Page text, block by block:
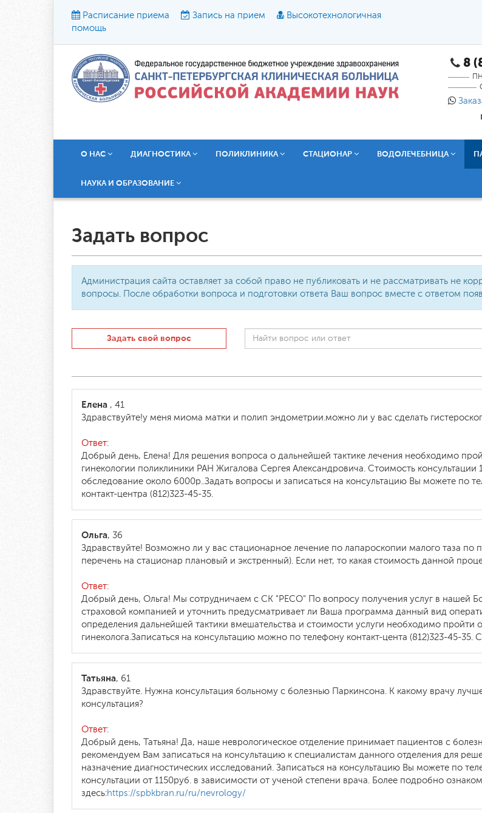
Расписание приема Запись на прием
Высокотехнологичная
помощь
Размер шрифта: A A A
Текст: Кириллица Брайль
8
О НАС ДИАГНОСТИКА ПОЛИКЛИНИКА СТАЦИОНАР ВОДОЛЕЧЕБНИЦА
НАУКА И ОБРАЗОВАНИЕ
Задать вопрос
Администрация сайта оставляет за собой право не публиковать и не рассматривать не
вопросы. После обработки вопроса и подготовки ответа Ваш вопрос вместе с ответом
Задать свой вопрос
Елена , 41
Здравствуйте!у меня миома матки и полип эндометрии.можно ли у вас сделать
Ответ:
Добрый день, Елена! Для решения вопроса о дальнейшей тактике лечения необходимо
гинекологии поликлиники РАН Жигалова Сергея Александровича. Стоимость
обследование около 6000р..Задать вопросы и записаться на консультацию Вы можете по
контакт-центра (812)323-45-35.
Ольга, 36
Здравствуйте! Возможно ли у вас стационарное лечение по лапароскопии малого таза
перечень на стационар плановый и экстренный). Если нет, то какая стоимость данной
Ответ:
Добрый день, Ольга! Мы сотрудничаем с СК "РЕСО" По вопросу получения услуг в нашей
страховой компанией и уточнить предусматривает ли Ваша программа данный вид
определения дальнейшей тактики вмешательства и стоимости услуги необходимо
гинеколога.Записаться на консультацию можно по телефону контакт-цента (812)323-45-35.
Татьяна, 61
Здравствуйте. Нужна консультация больному с болезнью Паркинсона. К какому врачу
консультация?
Ответ:
Добрый день, Татьяна! Да, наше неврологическое отделение принимает пациентов с
рекомендуем Вам записаться на консультацию к специалистам данного отделения для
назначение диагностических исследований. Записаться на консультацию Вы можете по
консультации от 1150руб. в зависимости от ученой степени врача. Более подробно
здесь:https://spbkbran.ru/ru/nevrology/